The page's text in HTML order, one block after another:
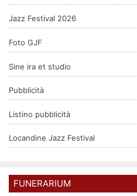
Jazz Festival 2026
Foto GJF
Sine ira et studio
Pubblicità
Listino pubblicità
Locandine Jazz Festival
FUNERARIUM